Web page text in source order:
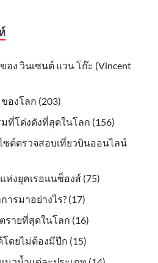
อง วินเซนต์ แวน โก๊ะ (Vincent
องโลก (203)
ที่โด่งดังที่สุดในโลก (156)
ซต์ตรวจสอบเที่ยวบินออนไลน์
ห่งยุคเรอแนซ็องส์ (75)
รมาอย่างไร? (17)
ายที่สุดในโลก (16)
ดยไม่ต้องมีปีก (15)